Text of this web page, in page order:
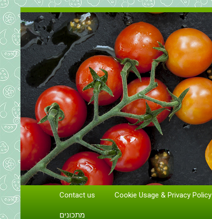
גידול וטיפול בעגבניות
Contact us Cookie Usage & Privacy Policy
מתכונים